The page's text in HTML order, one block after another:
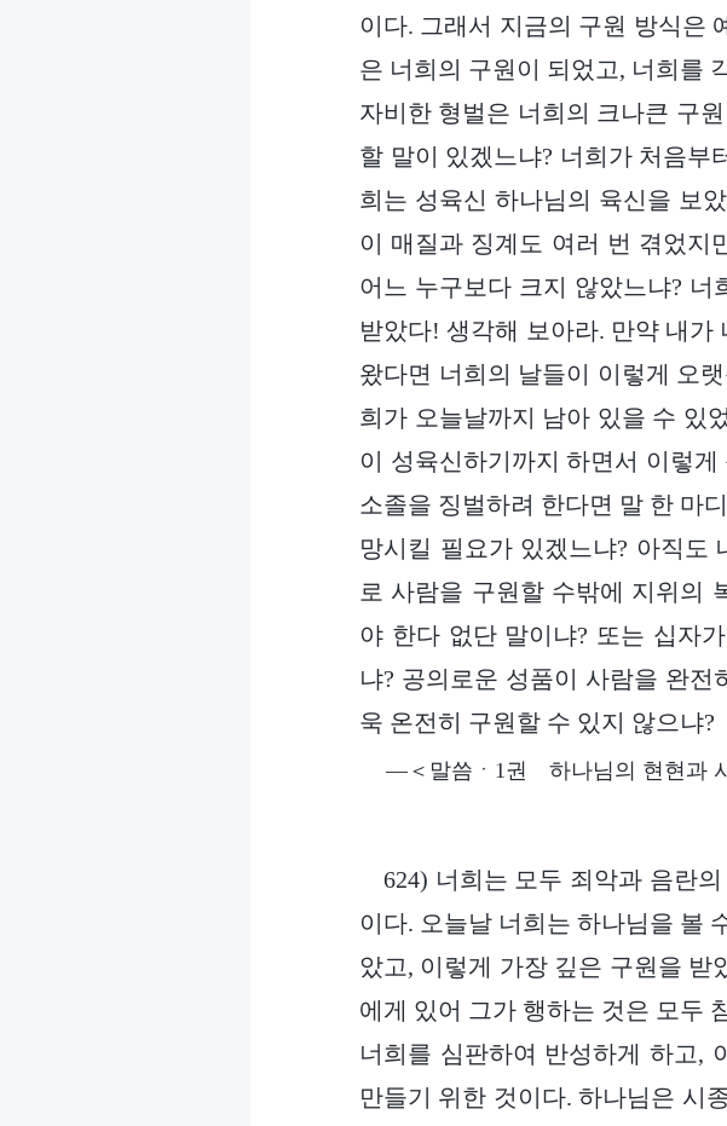
이다. 그래서 지금의 구원 방식은
은 너희의 구원이 되었고, 너희를
자비한 형벌은 너희의 크나큰 구
할 말이 있겠느냐? 너희가 처음부
희는 성육신 하나님의 육신을 보
이 매질과 징계도 여러 번 겪었지
어느 누구보다 크지 않았느냐?
받았다! 생각해 보아라. 만약 내가
왔다면 너희의 날들이 이렇게 오
희가 오늘날까지 남아 있을 수 있
이 성육신하기까지 하면서 이렇
소졸을 징벌하려 한다면 말 한 마
망시킬 필요가 있겠느냐? 아직도
로 사람을 구원할 수밖에 지위의
야 한다 없단 말이냐? 또는 십자
냐? 공의로운 성품이 사람을 완
욱 온전히 구원할 수 있지 않으냐?
―＜말씀ㆍ1권 하나님의 현현과
624) 너희는 모두 죄악과 음란
이다. 오늘날 너희는 하나님을 볼
았고, 이렇게 가장 깊은 구원을 받
에게 있어 그가 행하는 것은 모두
너희를 심판하여 반성하게 하고,
만들기 위한 것이다. 하나님은 시